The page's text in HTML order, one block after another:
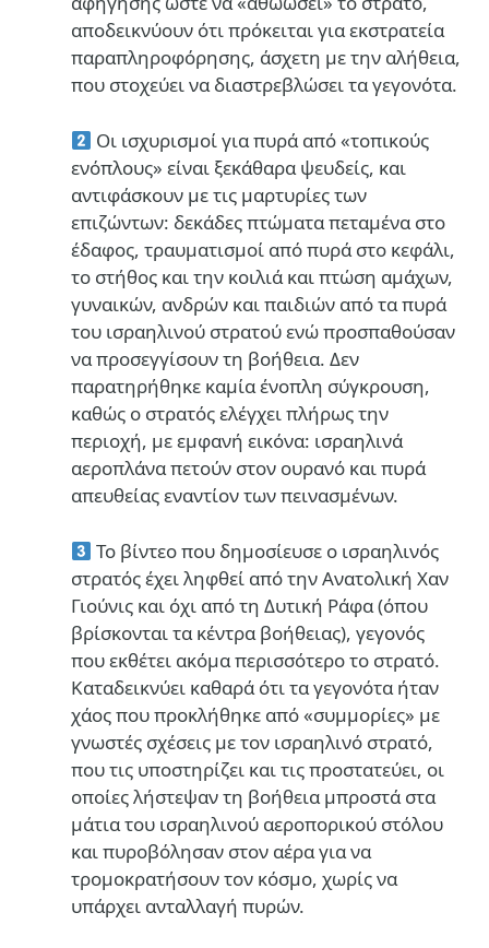
αποδεικνύουν ότι πρόκειται για εκστρατεία
παραπληροφόρησης, άσχετη με την αλήθεια,
που στοχεύει να διαστρεβλώσει τα γεγονότα.
Οι ισχυρισμοί για πυρά από «τοπικούς
ενόπλους» είναι ξεκάθαρα ψευδείς, και
αντιφάσκουν με τις μαρτυρίες των
επιζώντων: δεκάδες πτώματα πεταμένα στο
έδαφος, τραυματισμοί από πυρά στο κεφάλι,
το στήθος και την κοιλιά και πτώση αμάχων,
γυναικών, ανδρών και παιδιών από τα πυρά
του ισραηλινού στρατού ενώ προσπαθούσαν
να προσεγγίσουν τη βοήθεια. Δεν
παρατηρήθηκε καμία ένοπλη σύγκρουση,
καθώς ο στρατός ελέγχει πλήρως την
περιοχή, με εμφανή εικόνα: ισραηλινά
αεροπλάνα πετούν στον ουρανό και πυρά
απευθείας εναντίον των πεινασμένων.
Το βίντεο που δημοσίευσε ο ισραηλινός
στρατός έχει ληφθεί από την Ανατολική Χαν
Γιούνις και όχι από τη Δυτική Ράφα (όπου
βρίσκονται τα κέντρα βοήθειας), γεγονός
που εκθέτει ακόμα περισσότερο το στρατό.
Καταδεικνύει καθαρά ότι τα γεγονότα ήταν
χάος που προκλήθηκε από «συμμορίες» με
γνωστές σχέσεις με τον ισραηλινό στρατό,
που τις υποστηρίζει και τις προστατεύει, οι
οποίες λήστεψαν τη βοήθεια μπροστά στα
μάτια του ισραηλινού αεροπορικού στόλου
και πυροβόλησαν στον αέρα για να
τρομοκρατήσουν τον κόσμο, χωρίς να
υπάρχει ανταλλαγή πυρών.